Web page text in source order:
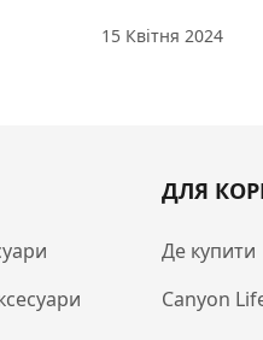
15 Квітня 2024
ДЛЯ
Де купити
Canyon